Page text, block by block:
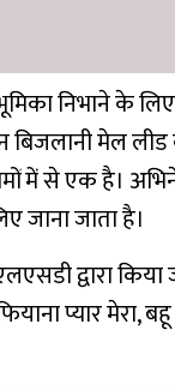
निभाने के
बिजलानी मेल
में से एक है।
जाना जाता है।
एलएसडी द्वारा
प्यार